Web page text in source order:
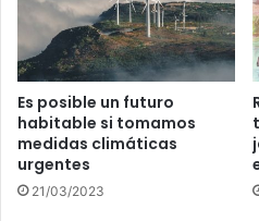
Es posible un futuro
habitable si tomamos
medidas climáticas
urgentes
21/03/2023